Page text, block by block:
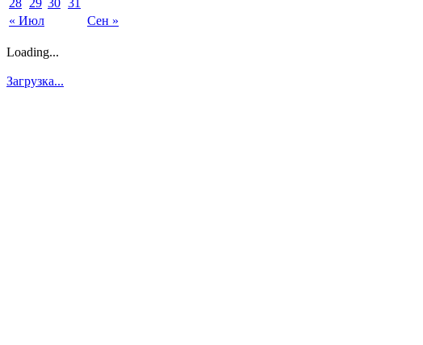
« Июл Сен »
Loading...
Загрузка...